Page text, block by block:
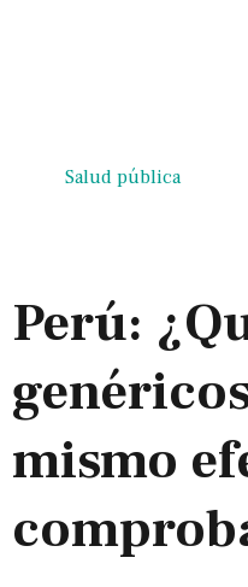
Salud pública
Perú:
mismo